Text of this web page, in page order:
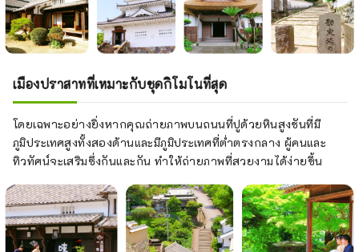
เมืองปราสาทที่เหมาะกับชุดกิโมโนที่สุด
โดยเฉพาะอย่างยิ่งหากคุณถ่ายภาพบนถนนที่ปูด้วยหินสูงชันที่มี
ภูมิประเทศสูงทั้งสองด้านและมีภูมิประเทศที่ต่ำตรงกลาง ผู้คนและ
ทิวทัศน์จะเสริมซึ่งกันและกัน ทำให้ถ่ายภาพที่สวยงามได้ง่ายขึ้น